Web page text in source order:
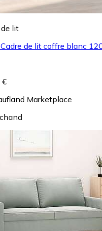
lit
de lit coffre blanc
€
Marketplace